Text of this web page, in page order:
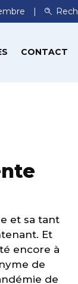
CONTACT
et sa tant
Et
encore à
de
de